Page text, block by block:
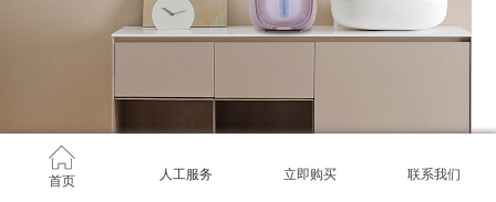
首页 人工服务 立即购买 联系我们